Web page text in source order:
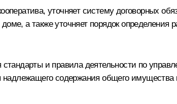
уточняет систему договорных
а также уточняет порядок определения
и правила деятельности по
содержания общего имущества